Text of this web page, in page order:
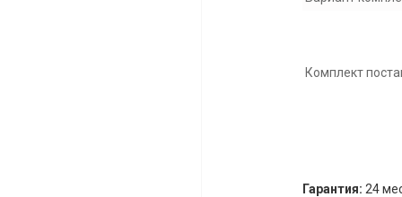
Комплект
Гарантия: 24